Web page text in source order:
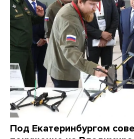
Под Екатеринбургом